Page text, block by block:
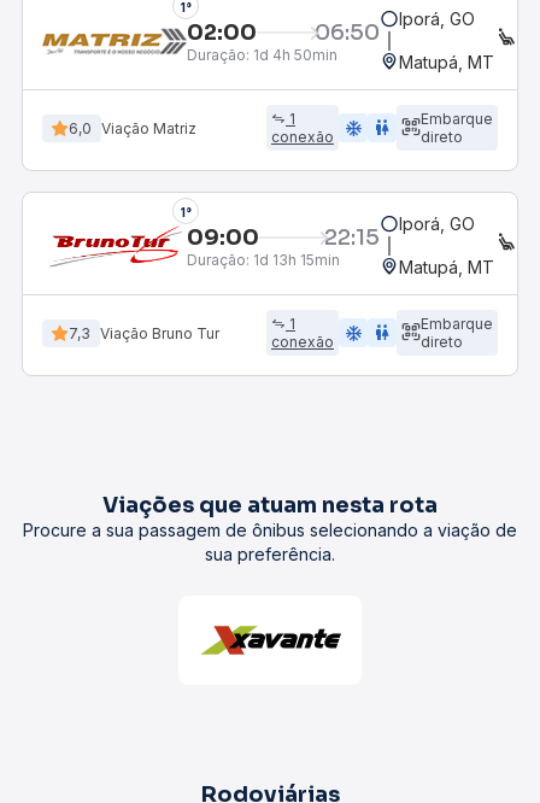
1°
02:00 06:50
Duração: 1d 4h 50min
Iporá, GO
Matupá, MT
6,0 Viação Matriz
1
conexão
ac_unit wc
Embarque
direto
1°
09:00 22:15
Duração: 1d 13h 15min
Iporá, GO
Matupá, MT
7,3 Viação Bruno Tur
1
conexão
ac_unit wc
Embarque
direto
Viações que atuam nesta rota
Procure a sua passagem de ônibus selecionando a viação de
sua preferência.
Rodoviárias